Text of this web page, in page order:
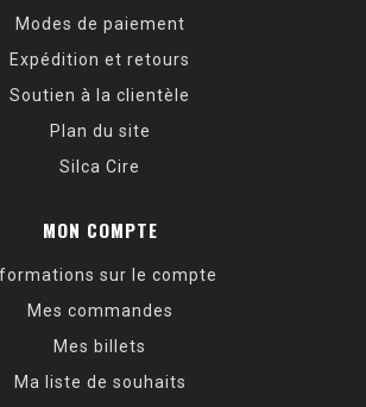
Modes de paiement
Expédition et retours
Soutien à la clientèle
Plan du site
Silca Cire
MON COMPTE
sur le compte
Mes commandes
Mes billets
Ma liste de souhaits